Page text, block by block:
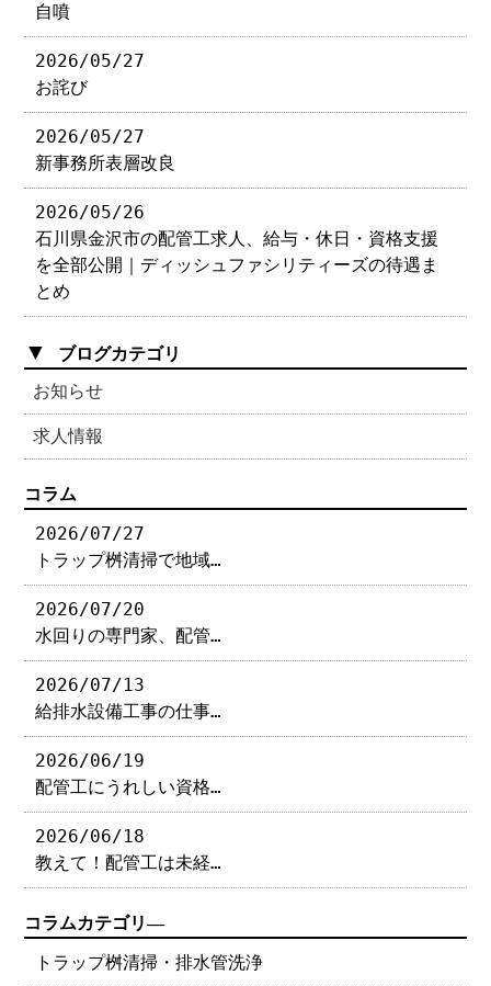
自噴
2026/05/27
お詫び
2026/05/27
新事務所表層改良
2026/05/26
石川県金沢市の配管工求人、給与・休日・資格支援
を全部公開｜ディッシュファシリティーズの待遇ま
とめ
▼ ブログカテゴリ
お知らせ
求人情報
コラム
2026/07/27
トラップ桝清掃で地域…
2026/07/20
水回りの専門家、配管…
2026/07/13
給排水設備工事の仕事…
2026/06/19
配管工にうれしい資格…
2026/06/18
教えて！配管工は未経…
コラムカテゴリ―
トラップ桝清掃・排水管洗浄